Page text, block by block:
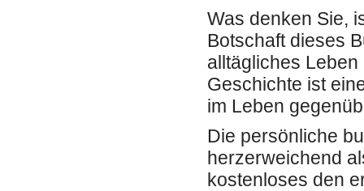
Was denken Sie,
Botschaft dieses
alltägliches
Geschichte ist
im Leben
Die persönliche
herzerweichend
kostenloses den